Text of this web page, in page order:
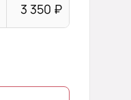
3 350 ₽